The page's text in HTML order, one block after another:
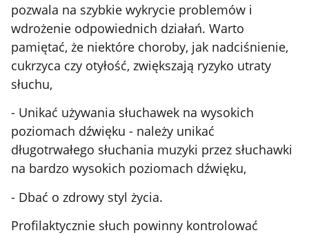
pozwala na szybkie wykrycie problemów i
wdrożenie odpowiednich działań. Warto
pamiętać, że niektóre choroby, jak nadciśnienie,
cukrzyca czy otyłość, zwiększają ryzyko utraty
słuchu,
- Unikać używania słuchawek na wysokich
poziomach dźwięku - należy unikać
długotrwałego słuchania muzyki przez słuchawki
na bardzo wysokich poziomach dźwięku,
- Dbać o zdrowy styl życia.
Profilaktycznie słuch powinny kontrolować